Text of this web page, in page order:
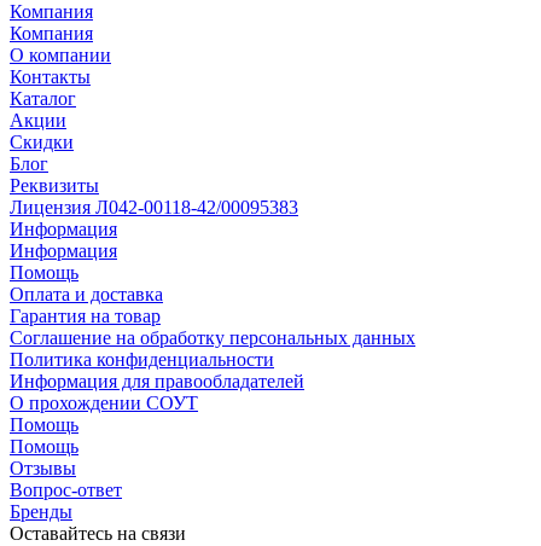
Компания
Компания
О компании
Контакты
Каталог
Акции
Скидки
Блог
Реквизиты
Лицензия Л042-00118-42/00095383
Информация
Информация
Помощь
Оплата и доставка
Гарантия на товар
Соглашение на обработку персональных данных
Политика конфиденциальности
Информация для правообладателей
О прохождении СОУТ
Помощь
Помощь
Отзывы
Вопрос-ответ
Бренды
Оставайтесь на связи